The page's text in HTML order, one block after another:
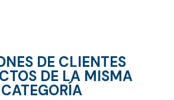
DE CLIENTES
DE LA MISMA
CATEGORÍA